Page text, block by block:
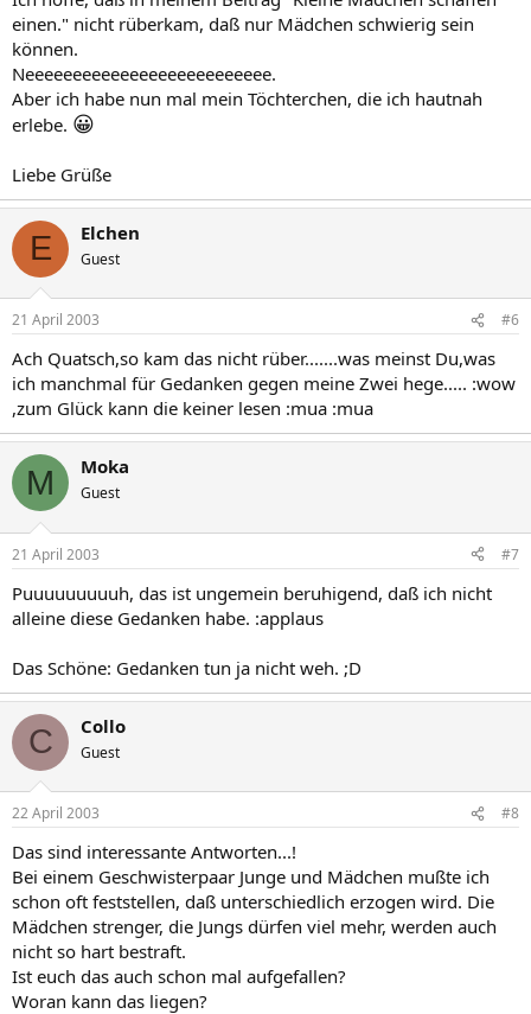
einen." nicht rüberkam, daß nur Mädchen schwierig sein
können.
Neeeeeeeeeeeeeeeeeeeeeeeeee.
Aber ich habe nun mal mein Töchterchen, die ich hautnah
erlebe. 😀
Liebe Grüße
E Elchen
Guest
21 April 2003 #6
Ach Quatsch,so kam das nicht rüber.......was meinst Du,was
ich manchmal für Gedanken gegen meine Zwei hege..... :wow
,zum Glück kann die keiner lesen :mua :mua
M Moka
Guest
21 April 2003 #7
Puuuuuuuuuh, das ist ungemein beruhigend, daß ich nicht
alleine diese Gedanken habe. :applaus
Das Schöne: Gedanken tun ja nicht weh. ;D
C Collo
Guest
22 April 2003 #8
Das sind interessante Antworten...!
Bei einem Geschwisterpaar Junge und Mädchen mußte ich
schon oft feststellen, daß unterschiedlich erzogen wird. Die
Mädchen strenger, die Jungs dürfen viel mehr, werden auch
nicht so hart bestraft.
Ist euch das auch schon mal aufgefallen?
Woran kann das liegen?